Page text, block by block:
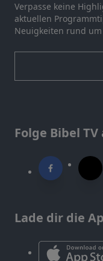
Verpasse keine
aktuellen
Neuigkeiten rund
Folge Bibel
Lade dir die